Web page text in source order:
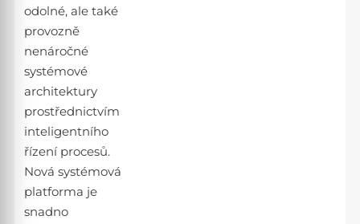
odolné, ale také
provozně
nenáročné
systémové
architektury
prostřednictvím
inteligentního
řízení procesů.
Nová systémová
platforma je
snadno